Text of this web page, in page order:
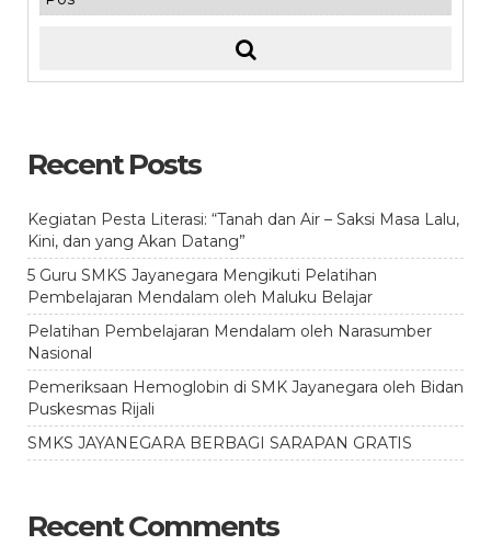
Recent Posts
Kegiatan Pesta Literasi: “Tanah dan Air – Saksi Masa Lalu,
Kini, dan yang Akan Datang”
5 Guru SMKS Jayanegara Mengikuti Pelatihan
Pembelajaran Mendalam oleh Maluku Belajar
Pelatihan Pembelajaran Mendalam oleh Narasumber
Nasional
Pemeriksaan Hemoglobin di SMK Jayanegara oleh Bidan
Puskesmas Rijali
SMKS JAYANEGARA BERBAGI SARAPAN GRATIS
Recent Comments